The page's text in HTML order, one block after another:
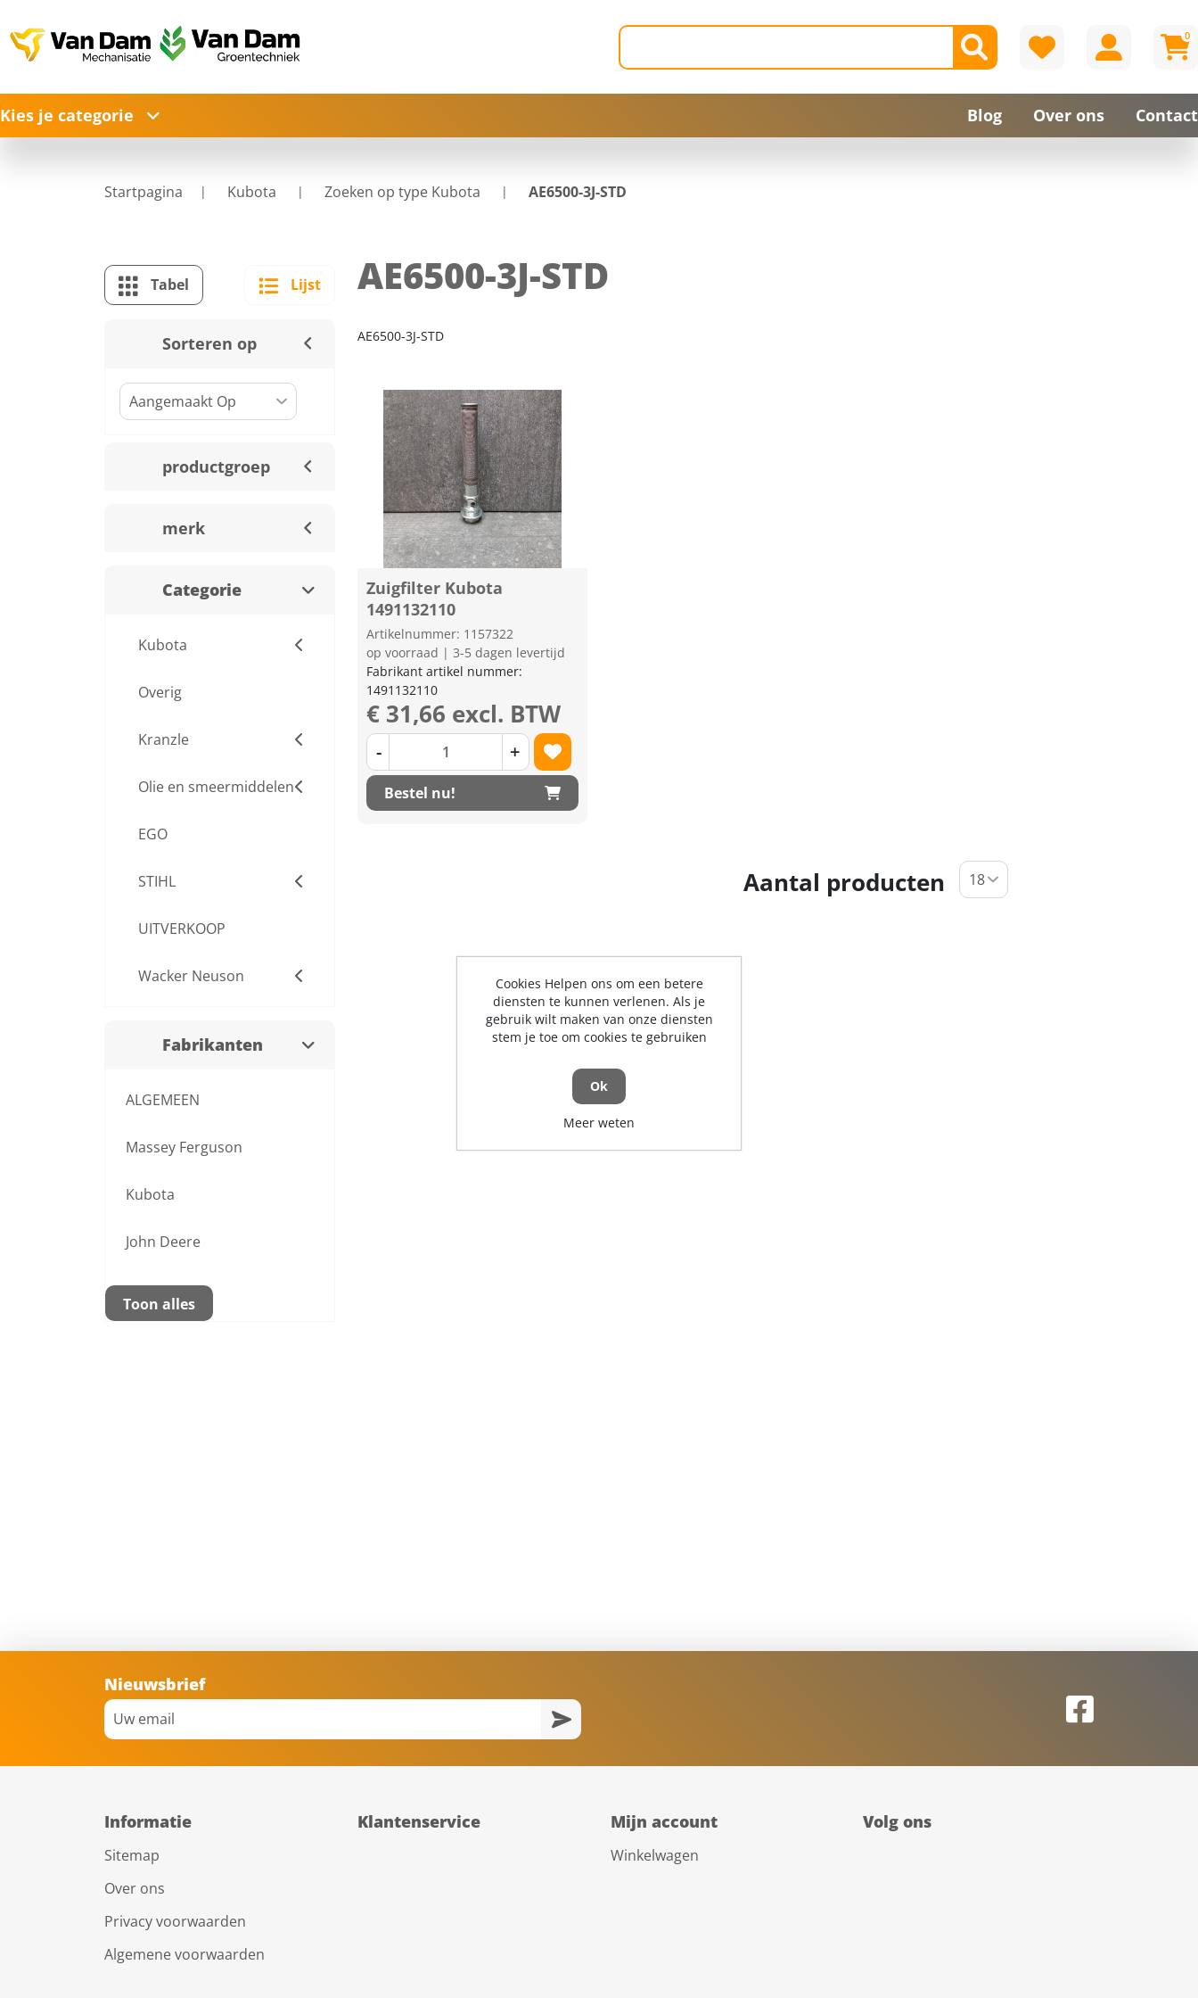
0
Kies je categorie Blog Over ons Contact
Startpagina Kubota Zoeken op type Kubota AE6500-3J-STD
Tabel Lijst
Sorteren op
productgroep
merk
Categorie
Kubota
Overig
Kranzle
Olie en smeermiddelen
EGO
STIHL
UITVERKOOP
Wacker Neuson
Fabrikanten
ALGEMEEN
Massey Ferguson
Kubota
John Deere
Toon alles
AE6500-3J-STD
AE6500-3J-STD
Zuigfilter Kubota
1491132110
Artikelnummer: 1157322
op voorraad | 3-5 dagen levertijd
Fabrikant artikel nummer:
1491132110
€ 31,66 excl. BTW
- +
Bestel nu!
Aantal producten
Nieuwsbrief
Informatie
Sitemap
Over ons
Privacy voorwaarden
Algemene voorwaarden
Klantenservice Mijn account
Winkelwagen
Volg ons
Cookies Helpen ons om een betere
diensten te kunnen verlenen. Als je
gebruik wilt maken van onze diensten
stem je toe om cookies te gebruiken
Ok
Meer weten